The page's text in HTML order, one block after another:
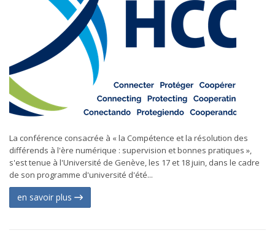
La conférence consacrée à « la Compétence et la résolution des
différends à l'ère numérique : supervision et bonnes pratiques »,
s'est tenue à l'Université de Genève, les 17 et 18 juin, dans le cadre
de son programme d'université d'été...
en savoir plus